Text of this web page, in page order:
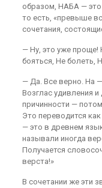
образом, НАБА — это
то есть, «превыше
сочетания,
— Ну, это уже проще!
бояться, Не болеть,
— Да. Все верно. На
Возглас удивления
причинности —
Это переводится
— это в древнем
называли иногда
Получается
верста!»
В сочетании же эти